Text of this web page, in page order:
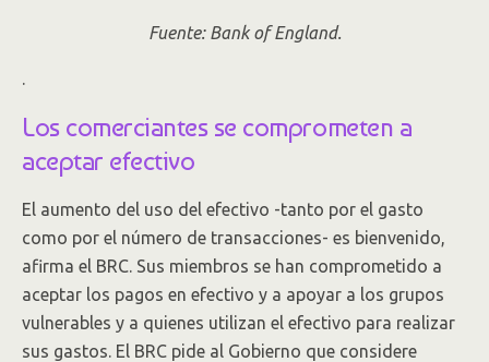
Fuente: Bank of England.
.
Los comerciantes se comprometen a
aceptar efectivo
El aumento del uso del efectivo -tanto por el gasto
como por el número de transacciones- es bienvenido,
afirma el BRC. Sus miembros se han comprometido a
aceptar los pagos en efectivo y a apoyar a los grupos
vulnerables y a quienes utilizan el efectivo para realizar
sus gastos. El BRC pide al Gobierno que considere